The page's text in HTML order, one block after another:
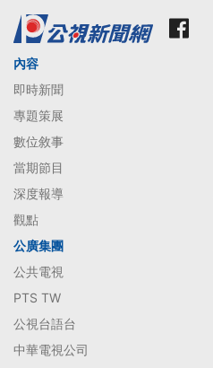
內容
即時新聞
專題策展
數位敘事
當期節目
深度報導
觀點
公廣集團
公共電視
PTS TW
公視台語台
中華電視公司